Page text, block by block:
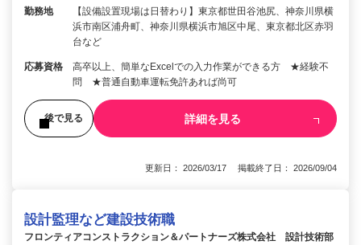
勤務地
【設備設置現場は日替わり】東京都世田谷池尻、神奈川県横
浜市南区浦舟町、神奈川県横浜市旭区中尾、東京都北区赤羽
台など
応募資格
高卒以上、簡単なExcelでの入力作業ができる方 ★経験不
問 ★普通自動車運転免許あれば尚可
後で見る 詳細を見る
更新日： 2026/03/17 掲載終了日： 2026/09/04
設計監理など建設技術職
フロンティアコンストラクション＆パートナーズ株式会社 設計技術部